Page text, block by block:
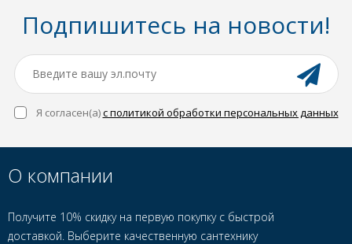
Подпишитесь на новости!
Я согласен(a)с политикой обработки персональных данных
О компании
Получите 10% скидку на первую покупку с быстрой
доставкой. Выберите качественную сантехнику